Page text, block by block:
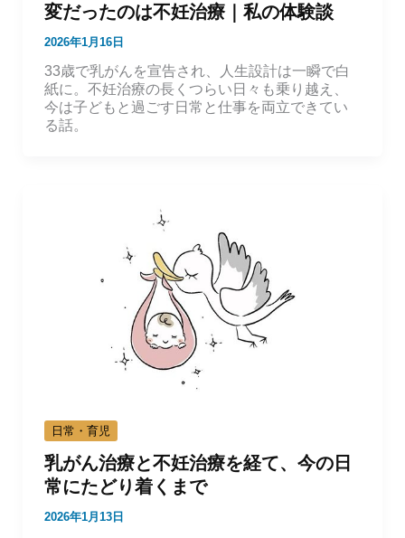
変だったのは不妊治療｜私の体験談
2026年1月16日
33歳で乳がんを宣告され、人生設計は一瞬で白
紙に。不妊治療の長くつらい日々も乗り越え、
今は子どもと過ごす日常と仕事を両立できてい
る話。
日常・育児
乳がん治療と不妊治療を経て、今の日
常にたどり着くまで
2026年1月13日